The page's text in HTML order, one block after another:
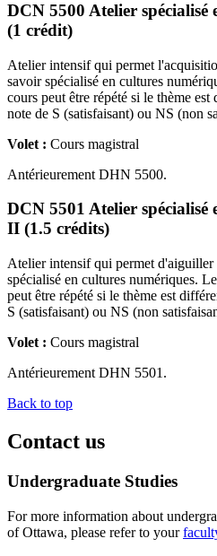
DCN 5500 Atelier
(1 crédit)
Atelier intensif qui permet
savoir spécialisé en cultures
cours peut être répété si le thème
note de S (satisfaisant) ou NS (non
Volet : Cours magistral
Antérieurement DHN 5500.
DCN 5501 Atelier spécialisé
II (1.5 crédits)
Atelier intensif qui permet d'aiguiller
spécialisé en cultures numériques.
peut être répété si le thème est
S (satisfaisant) ou NS (non
Volet : Cours magistral
Antérieurement DHN 5501.
Back to top
Contact us
Undergraduate Studies
For more information about
of Ottawa, please refer to your